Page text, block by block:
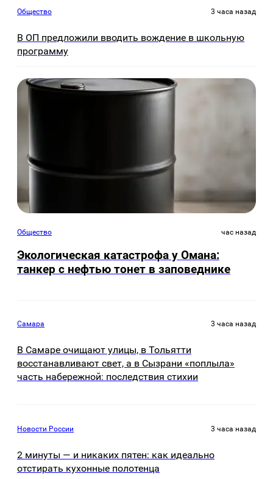
Общество 3 часа назад
В ОП предложили вводить вождение в школьную
программу
Общество час назад
Экологическая катастрофа у Омана:
танкер с нефтью тонет в заповеднике
Самара 3 часа назад
В Самаре очищают улицы, в Тольятти
восстанавливают свет, а в Сызрани «поплыла»
часть набережной: последствия стихии
Новости России 3 часа назад
2 минуты — и никаких пятен: как идеально
отстирать кухонные полотенца